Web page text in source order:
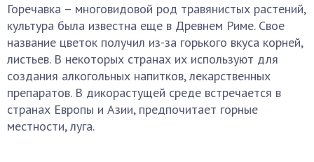
Горечавка – многовидовой род травянистых растений,
культура была известна еще в Древнем Риме. Свое
название цветок получил из-за горького вкуса корней,
листьев. В некоторых странах их используют для
создания алкогольных напитков, лекарственных
препаратов. В дикорастущей среде встречается в
странах Европы и Азии, предпочитает горные
местности, луга.